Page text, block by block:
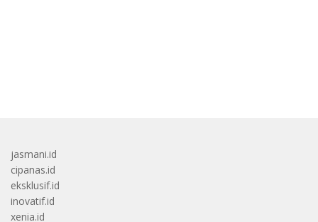
jasmani.id
cipanas.id
eksklusif.id
inovatif.id
xenia.id